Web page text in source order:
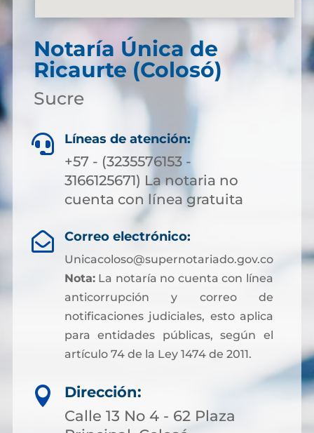
Notaría Única de
Ricaurte (Colosó)
Sucre
 Líneas de atención:
+57 - (3235576153 -
3166125671) La notaria no
cuenta con línea gratuita
 Correo electrónico:
Unicacoloso@supernotariado.gov.co
Nota:La notaría no cuenta con línea
anticorrupción y correo de
notificaciones judiciales, esto aplica
para entidades públicas, según el
artículo 74 de la Ley 1474 de 2011.

Dirección:
Calle 13 No 4 - 62 Plaza